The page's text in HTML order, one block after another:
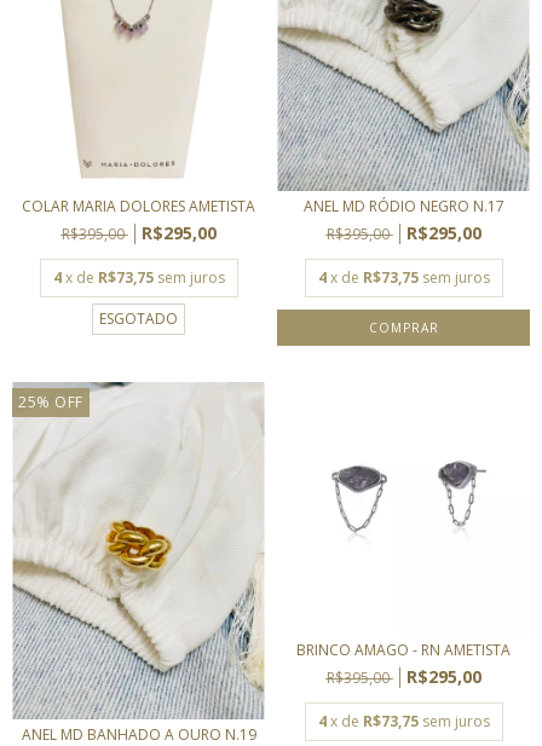
COLAR MARIA DOLORES AMETISTA
R$395,00
R$295,00
4 x de R$73,75 sem juros
ESGOTADO
ANEL MD RÓDIO NEGRO N.17
R$395,00
R$295,00
4 x de R$73,75 sem juros
25% OFF
ANEL MD BANHADO A OURO N.19
BRINCO AMAGO - RN AMETISTA
R$395,00
R$295,00
4 x de R$73,75 sem juros